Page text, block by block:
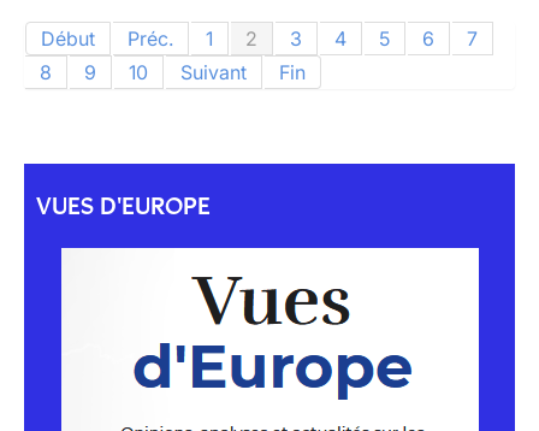
Début Préc. 1 2 3 4 5 6
7
8
9 10 Suivant Fin
VUES D'EUROPE